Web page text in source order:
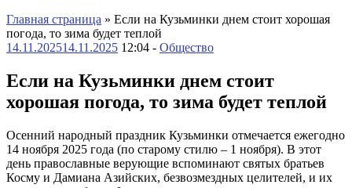
Главная страница » Если на Кузьминки днем стоит хорошая
погода, то зима будет теплой
14.11.202514.11.2025 12:04 - Общество
Если на Кузьминки днем стоит
хорошая погода, то зима будет теплой
Осенний народный праздник Кузьминки отмечается ежегодно
14 ноября 2025 года (по старому стилю – 1 ноября). В этот
день православные верующие вспоминают святых братьев
Косму и Дамиана Азийских, безвозмездных целителей, и их